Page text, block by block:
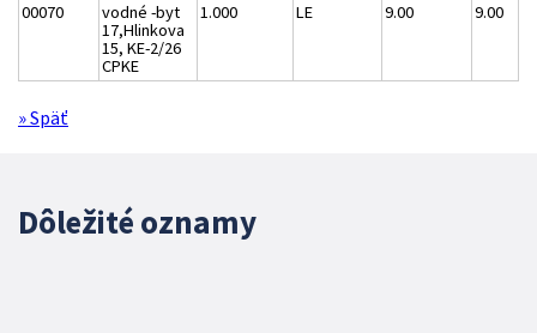
00070
vodné -byt
17,Hlinkova
15, KE-2/26
CPKE
1.000 LE 9.00 9.00
» Späť
Dôležité oznamy